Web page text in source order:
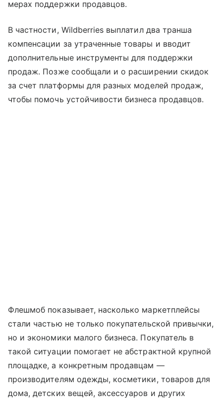
мерах поддержки продавцов.
В частности, Wildberries выплатил два транша
компенсации за утраченные товары и вводит
дополнительные инструменты для поддержки
продаж. Позже сообщали и о расширении скидок
за счет платформы для разных моделей продаж,
чтобы помочь устойчивости бизнеса продавцов.
Флешмоб показывает, насколько маркетплейсы
стали частью не только покупательской привычки,
но и экономики малого бизнеса. Покупатель в
такой ситуации помогает не абстрактной крупной
площадке, а конкретным продавцам —
производителям одежды, косметики, товаров для
дома, детских вещей, аксессуаров и других